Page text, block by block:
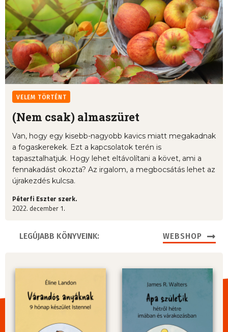
VELEM TÖRTÉNT
(Nem csak) almaszüret
Van, hogy egy kisebb-nagyobb kavics miatt megakadnak
a fogaskerekek. Ezt a kapcsolatok terén is
tapasztalhatjuk. Hogy lehet eltávolítani a követ, ami a
fennakadást okozta? Az irgalom, a megbocsátás lehet az
újrakezdés kulcsa.
Péterfi Eszter szerk.
2022. december 1.
LEGÚJABB KÖNYVEINK: WEBSHOP